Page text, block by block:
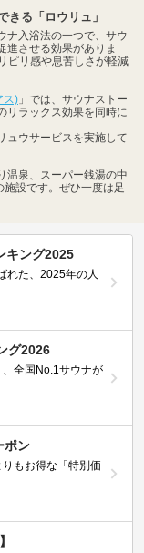
きる「ロウリュ」
ナ入浴法の一つで、サウ
進させる効果がありま
ピリ感や息苦しさが軽減
ス) 」では、サウナストー
リラックス効果を同時に
ュウサービスを実施して
温泉、スーパー銭湯の中
施設です。ぜひ一度は足
キング2025
れた、2025年の人
グ2026
全国No.1サウナが
ポン
もお得な「特別価